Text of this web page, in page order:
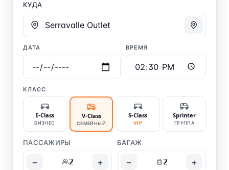
КУДА
ДАТА ВРЕМЯ
КЛАСС
E-Class
БИЗНЕС
V-Class
СЕМЕЙНЫЙ
S-Class
VIP
Sprinter
ГРУППА
ПАССАЖИРЫ
− 2 +
БАГАЖ
− 2 +